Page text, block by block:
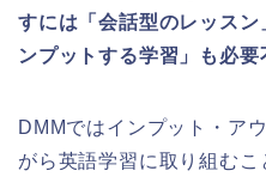
すには「会話型のレッス
ンプットする学習」も必要
DMMではインプット・ア
がら英語学習に取り組むこ